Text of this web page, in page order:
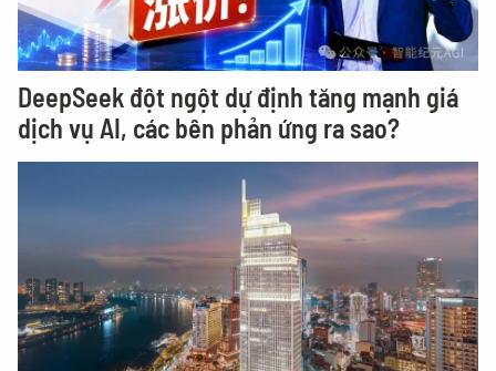
DeepSeek đột ngột dự định tăng mạnh giá
dịch vụ AI, các bên phản ứng ra sao?